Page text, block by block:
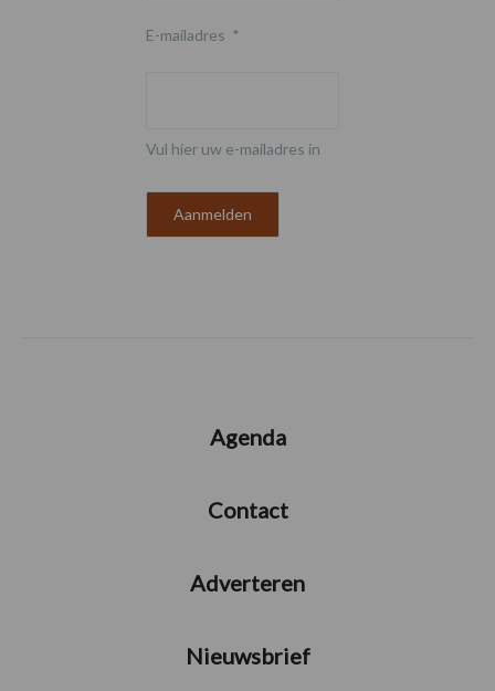
E-mailadres *
Vul hier uw e-mailadres in
Agenda
Contact
Adverteren
Nieuwsbrief